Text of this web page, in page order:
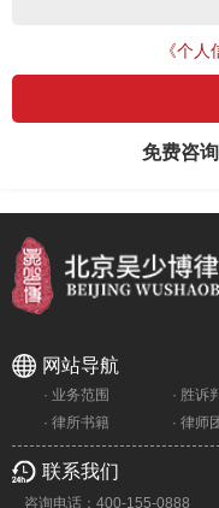
《个
免费咨
网站导航
· 业务范围 · 胜诉
· 律所书籍
· 律师
联系我们
咨询电话：400-155-0888